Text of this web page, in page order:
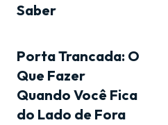
Saber
Porta Trancada: O
Que Fazer
Quando Você Fica
do Lado de Fora